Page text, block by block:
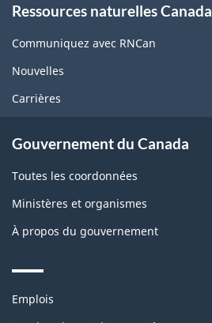
this
site
Ressources naturelles Canada
Communiquez avec RNCan
Nouvelles
Carrières
Gouvernement du Canada
Toutes les coordonnées
Ministères et organismes
À propos du gouvernement
Themes
Emplois